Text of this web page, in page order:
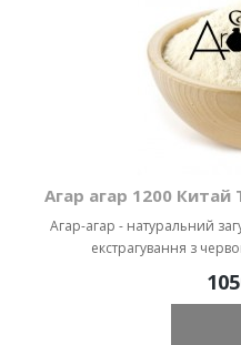
Агар агар 1200
Агар-агар - натуральний
екстрагування з